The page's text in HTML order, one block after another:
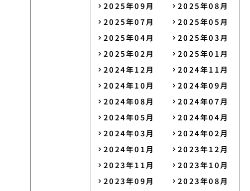
2025年09月
2025年08月
2025年07月
2025年05月
2025年04月
2025年03月
2025年02月
2025年01月
2024年12月
2024年11月
2024年10月
2024年09月
2024年08月
2024年07月
2024年05月
2024年04月
2024年03月
2024年02月
2024年01月
2023年12月
2023年11月
2023年10月
2023年09月
2023年08月